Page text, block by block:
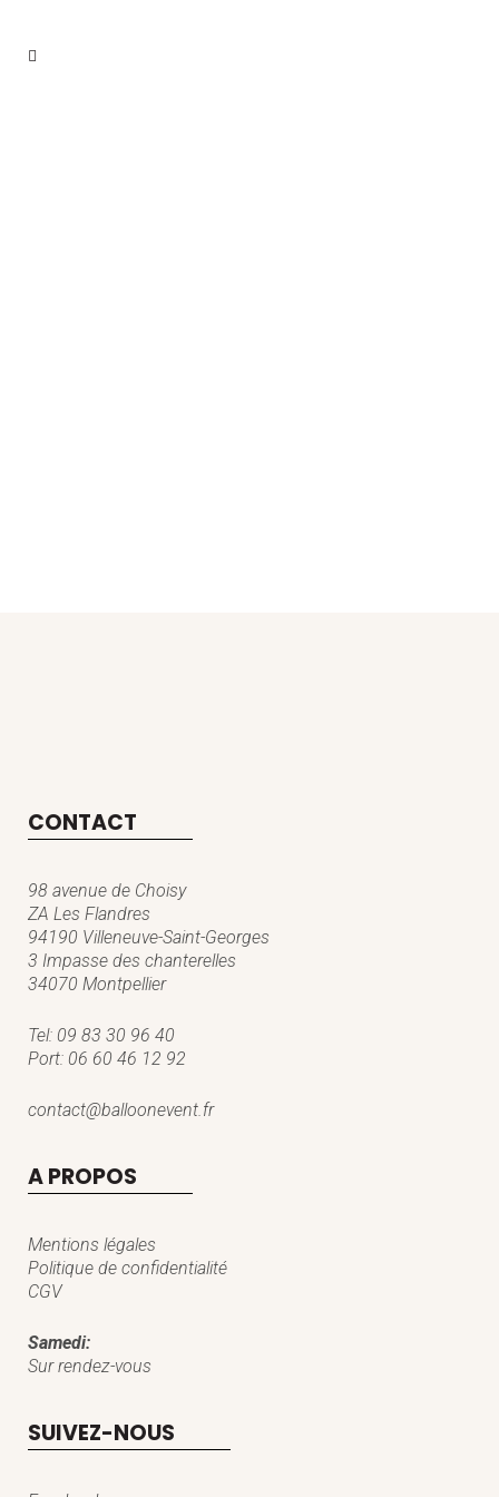
CONTACT
98 avenue de Choisy
ZA Les Flandres
94190 Villeneuve-Saint-Georges
3 Impasse des chanterelles
34070 Montpellier
Tel: 09 83 30 96 40
Port: 06 60 46 12 92
contact@balloonevent.fr
A PROPOS
Mentions légales
Politique de confidentialité
CGV
Samedi:
Sur rendez-vous
SUIVEZ-NOUS